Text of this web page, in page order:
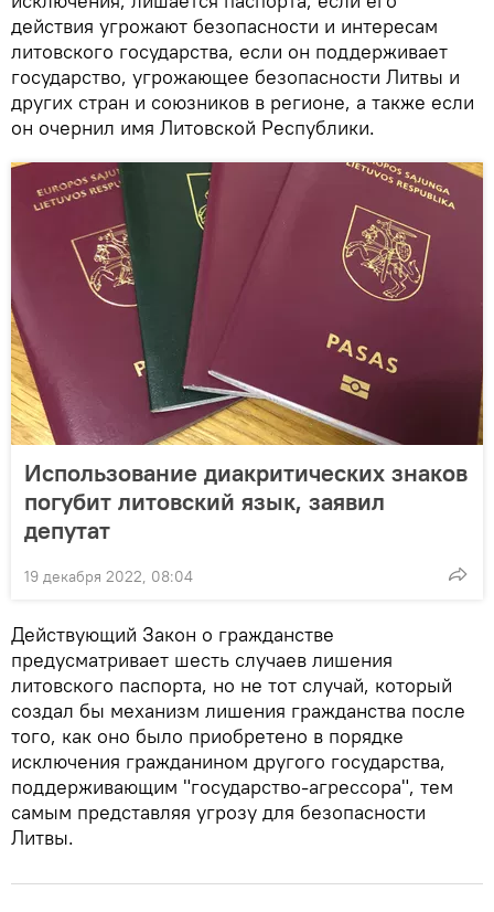
действия угрожают безопасности и интересам
литовского государства, если он поддерживает
государство, угрожающее безопасности Литвы и
других стран и союзников в регионе, а также если
он очернил имя Литовской Республики.
Использование диакритических знаков
погубит литовский язык, заявил
депутат
19 декабря 2022, 08:04
Действующий Закон о гражданстве
предусматривает шесть случаев лишения
литовского паспорта, но не тот случай, который
создал бы механизм лишения гражданства после
того, как оно было приобретено в порядке
исключения гражданином другого государства,
поддерживающим "государство-агрессора", тем
самым представляя угрозу для безопасности
Литвы.